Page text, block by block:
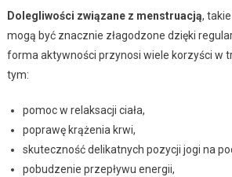
Dolegliwości związane z menstruacją,
mogą być znacznie złagodzone dzięki
forma aktywności przynosi wiele korzyści w
tym:
pomoc w relaksacji ciała,
poprawę krążenia krwi,
skuteczność delikatnych pozycji jogi na
pobudzenie przepływu energii,